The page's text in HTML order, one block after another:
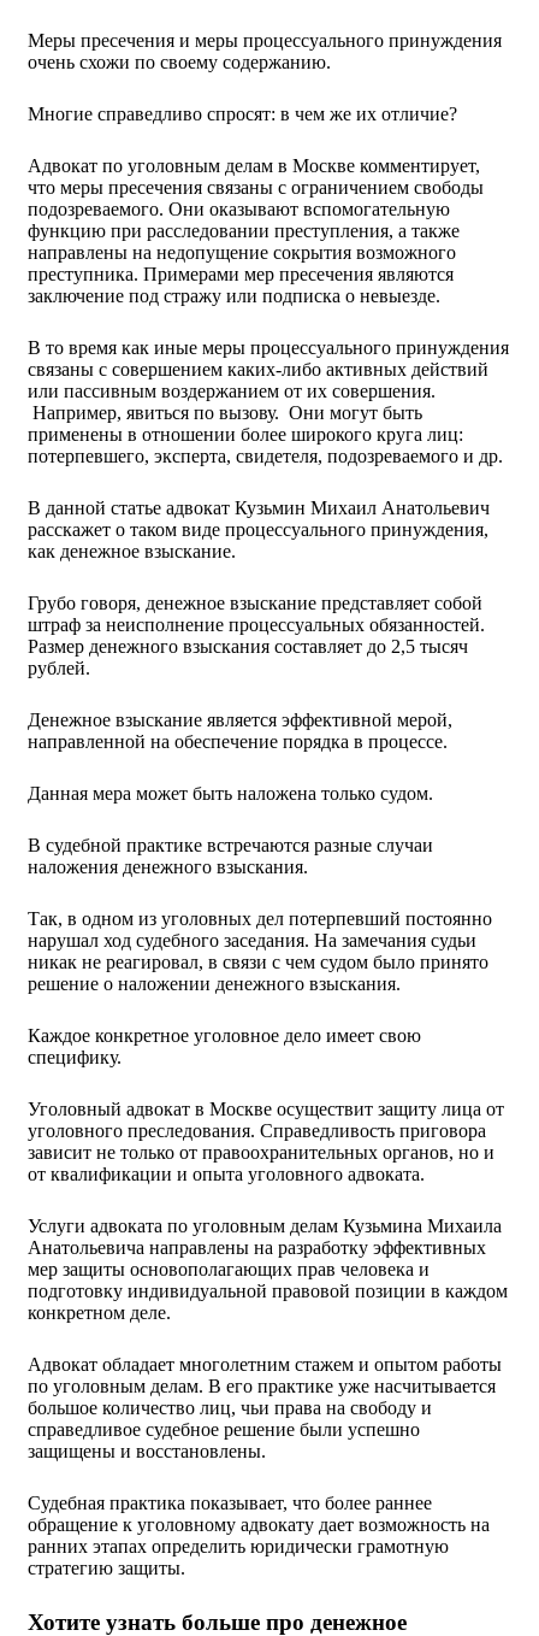
Меры пресечения и меры процессуального принуждения
очень схожи по своему содержанию.
Многие справедливо спросят: в чем же их отличие?
Адвокат по уголовным делам в Москве комментирует,
что меры пресечения связаны с ограничением свободы
подозреваемого. Они оказывают вспомогательную
функцию при расследовании преступления, а также
направлены на недопущение сокрытия возможного
преступника. Примерами мер пресечения являются
заключение под стражу или подписка о невыезде.
В то время как иные меры процессуального принуждения
связаны с совершением каких-либо активных действий
или пассивным воздержанием от их совершения.
Например, явиться по вызову. Они могут быть
применены в отношении более широкого круга лиц:
потерпевшего, эксперта, свидетеля, подозреваемого и др.
В данной статье адвокат Кузьмин Михаил Анатольевич
расскажет о таком виде процессуального принуждения,
как денежное взыскание.
Грубо говоря, денежное взыскание представляет собой
штраф за неисполнение процессуальных обязанностей.
Размер денежного взыскания составляет до 2,5 тысяч
рублей.
Денежное взыскание является эффективной мерой,
направленной на обеспечение порядка в процессе.
Данная мера может быть наложена только судом.
В судебной практике встречаются разные случаи
наложения денежного взыскания.
Так, в одном из уголовных дел потерпевший постоянно
нарушал ход судебного заседания. На замечания судьи
никак не реагировал, в связи с чем судом было принято
решение о наложении денежного взыскания.
Каждое конкретное уголовное дело имеет свою
специфику.
Уголовный адвокат в Москве осуществит защиту лица от
уголовного преследования. Справедливость приговора
зависит не только от правоохранительных органов, но и
от квалификации и опыта уголовного адвоката.
Услуги адвоката по уголовным делам Кузьмина Михаила
Анатольевича направлены на разработку эффективных
мер защиты основополагающих прав человека и
подготовку индивидуальной правовой позиции в каждом
конкретном деле.
Адвокат обладает многолетним стажем и опытом работы
по уголовным делам. В его практике уже насчитывается
большое количество лиц, чьи права на свободу и
справедливое судебное решение были успешно
защищены и восстановлены.
Судебная практика показывает, что более раннее
обращение к уголовному адвокату дает возможность на
ранних этапах определить юридически грамотную
стратегию защиты.
Хотите узнать больше про денежное